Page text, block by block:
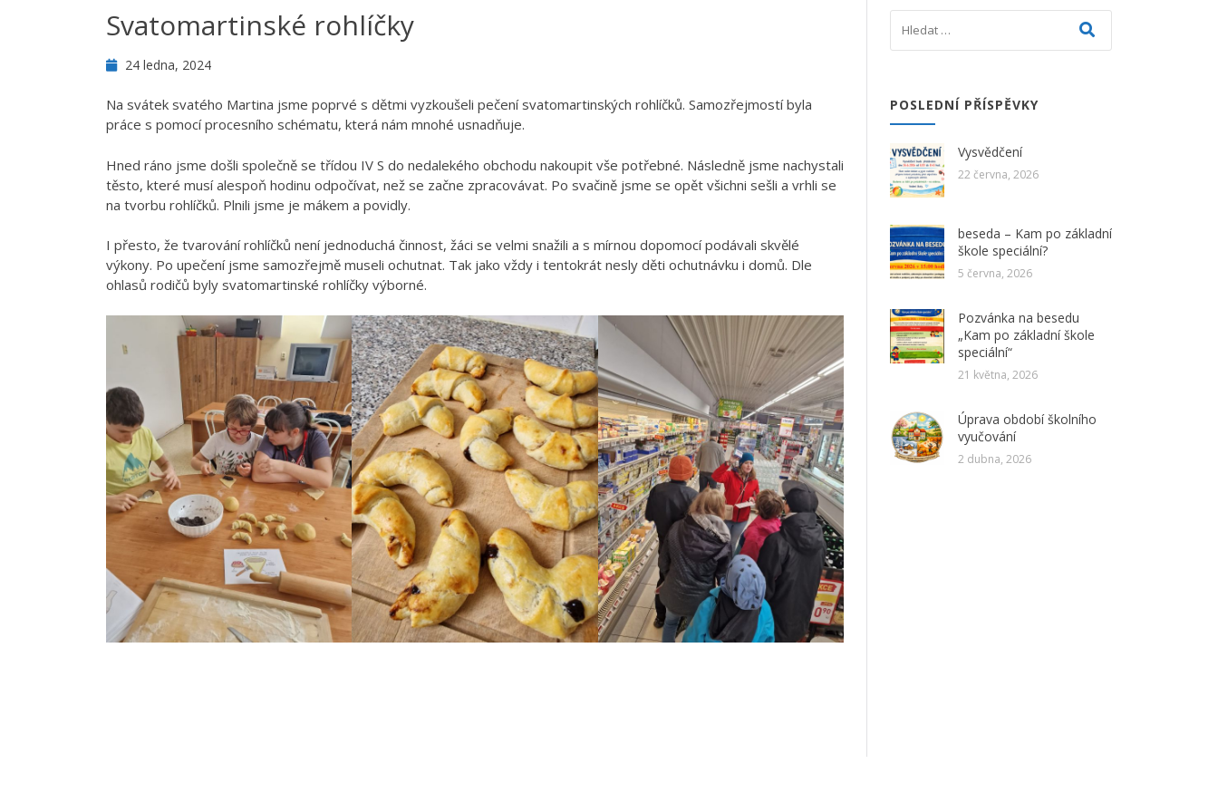
Svatomartinské rohlíčky
24 ledna, 2024
Na svátek svatého Martina jsme poprvé s dětmi vyzkoušeli pečení svatomartinských rohlíčků. Samozřejmostí byla
práce s pomocí procesního schématu, která nám mnohé usnadňuje.
Hned ráno jsme došli společně se třídou IV S do nedalekého obchodu nakoupit vše potřebné. Následně jsme nachystali
těsto, které musí alespoň hodinu odpočívat, než se začne zpracovávat. Po svačině jsme se opět všichni sešli a vrhli se
na tvorbu rohlíčků. Plnili jsme je mákem a povidly.
I přesto, že tvarování rohlíčků není jednoduchá činnost, žáci se velmi snažili a s mírnou dopomocí podávali skvělé
výkony. Po upečení jsme samozřejmě museli ochutnat. Tak jako vždy i tentokrát nesly děti ochutnávku i domů. Dle
ohlasů rodičů byly svatomartinské rohlíčky výborné.
POSLEDNÍ PŘÍSPĚVKY
Vysvědčení
22 června, 2026
beseda – Kam po základní
škole speciální?
5 června, 2026
Pozvánka na besedu
„Kam po základní škole
speciální“
21 května, 2026
Úprava období školního
vyučování
2 dubna, 2026